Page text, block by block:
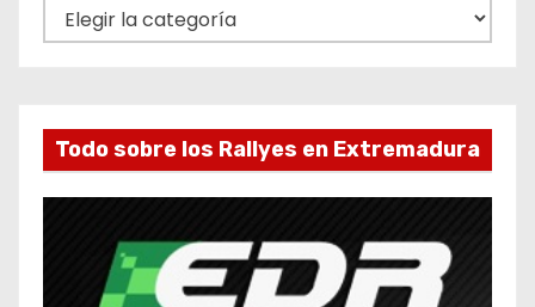
a
o
Todo sobre los Rallyes en Extremadura